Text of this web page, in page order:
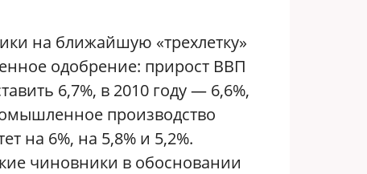
на ближайшую «трехлетку»
одобрение: прирост ВВП
6,7%, в 2010 году — 6,6%,
производство
на 6%, на 5,8% и 5,2%.
чиновники в обосновании